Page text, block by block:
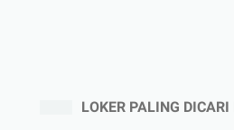
LOKER PALING